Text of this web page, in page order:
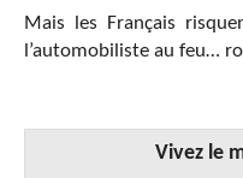
Mais les Français
l’automobiliste au feu…
Vivez le